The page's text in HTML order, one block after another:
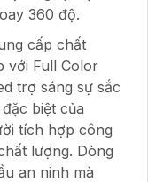
360 độ.
cấp chất
với Full Color
trợ sáng sự sắc
biệt của
tích hợp công
lượng. Dòng
an ninh mà